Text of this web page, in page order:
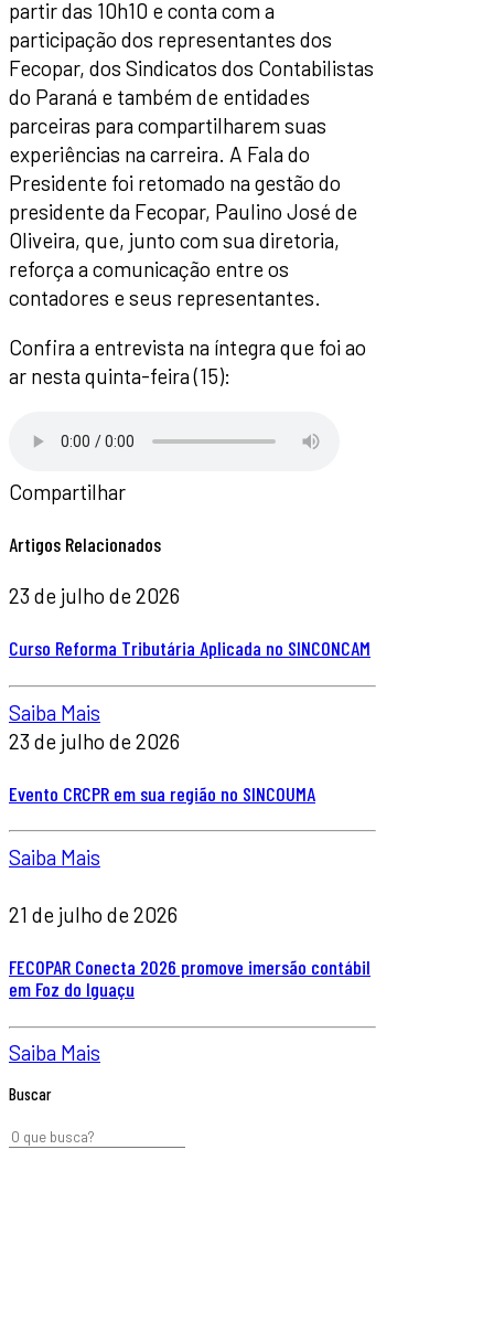
partir das 10h10 e conta com a
participação dos representantes dos
Fecopar, dos Sindicatos dos Contabilistas
do Paraná e também de entidades
parceiras para compartilharem suas
experiências na carreira. A Fala do
Presidente foi retomado na gestão do
presidente da Fecopar, Paulino José de
Oliveira, que, junto com sua diretoria,
reforça a comunicação entre os
contadores e seus representantes.
Confira a entrevista na íntegra que foi ao
ar nesta quinta-feira (15):
Compartilhar
Artigos Relacionados
23 de julho de 2026
Curso Reforma Tributária Aplicada no SINCONCAM
Saiba Mais
23 de julho de 2026
Evento CRCPR em sua região no SINCOUMA
Saiba Mais
21 de julho de 2026
FECOPAR Conecta 2026 promove imersão contábil
em Foz do Iguaçu
Saiba Mais
Buscar